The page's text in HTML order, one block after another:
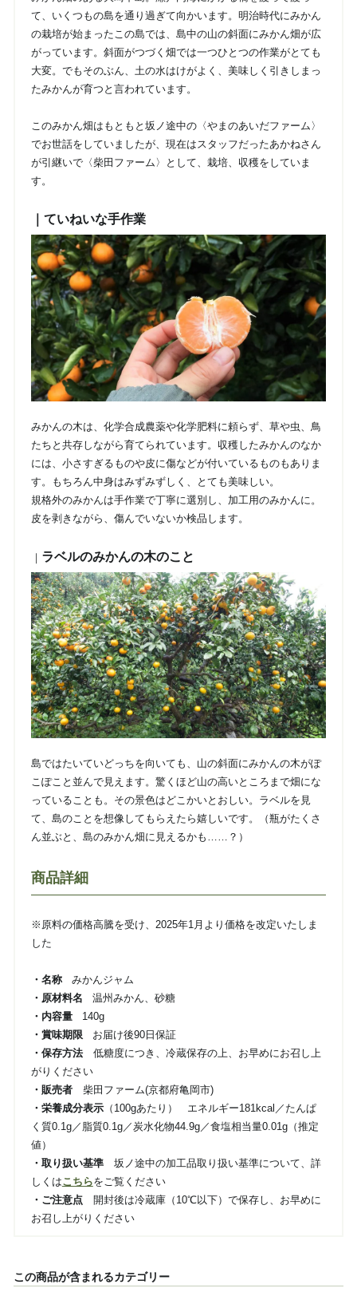
て、いくつもの島を通り過ぎて向かいます。明治時代にみかん
の栽培が始まったこの島では、島中の山の斜面にみかん畑が広
がっています。斜面がつづく畑では一つひとつの作業がとても
大変。でもそのぶん、土の水はけがよく、美味しく引きしまっ
たみかんが育つと言われています。
このみかん畑はもともと坂ノ途中の〈やまのあいだファーム〉
でお世話をしていましたが、現在はスタッフだったあかねさん
が引継いで〈柴田ファーム〉として、栽培、収穫をしていま
す。
｜ていねいな手作業
みかんの木は、化学合成農薬や化学肥料に頼らず、草や虫、鳥
たちと共存しながら育てられています。収穫したみかんのなか
には、小さすぎるものや皮に傷などが付いているものもありま
す。もちろん中身はみずみずしく、とても美味しい。
規格外のみかんは手作業で丁寧に選別し、加工用のみかんに。
皮を剥きながら、傷んでいないか検品します。
｜ ラベルのみかんの木のこと
島ではたいていどっちを向いても、山の斜面にみかんの木がぽ
こぽこと並んで見えます。驚くほど山の高いところまで畑にな
っていることも。その景色はどこかいとおしい。ラベルを見
て、島のことを想像してもらえたら嬉しいです。（瓶がたくさ
ん並ぶと、島のみかん畑に見えるかも……？）
商品詳細
※原料の価格高騰を受け、2025年1月より価格を改定いたしま
した
・名称みかんジャム
・原材料名 温州みかん、砂糖
・内容量140g
・賞味期限お届け後90日保証
・保存方法 低糖度につき、冷蔵保存の上、お早めにお召し上
がりください
・販売者 柴田ファーム(京都府亀岡市)
・栄養成分表示（100gあたり） エネルギー181kcal／たんぱ
く質0.1g／脂質0.1g／炭水化物44.9g／食塩相当量0.01g（推定
値）
・取り扱い基準 坂ノ途中の加工品取り扱い基準について、詳
しくはこちらをご覧ください
・ご注意点開封後は冷蔵庫（10℃以下）で保存し、お早めに
お召し上がりください
この商品が含まれるカテゴリー